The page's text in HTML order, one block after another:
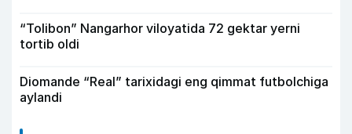
“Tolibon” Nangarhor viloyatida 72 gektar yerni
tortib oldi
Diomande “Real” tarixidagi eng qimmat futbolchiga
aylandi